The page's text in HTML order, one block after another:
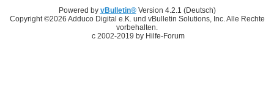
Powered by vBulletin®Version 4.2.1 (Deutsch)
Copyright ©2026 Adduco Digital e.K. und vBulletin Solutions, Inc. Alle Rechte
vorbehalten.
c 2002-2019 by Hilfe-Forum